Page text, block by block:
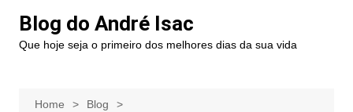
Blog do André Isac
Que hoje seja o primeiro dos melhores dias da sua vida
Home
Blog